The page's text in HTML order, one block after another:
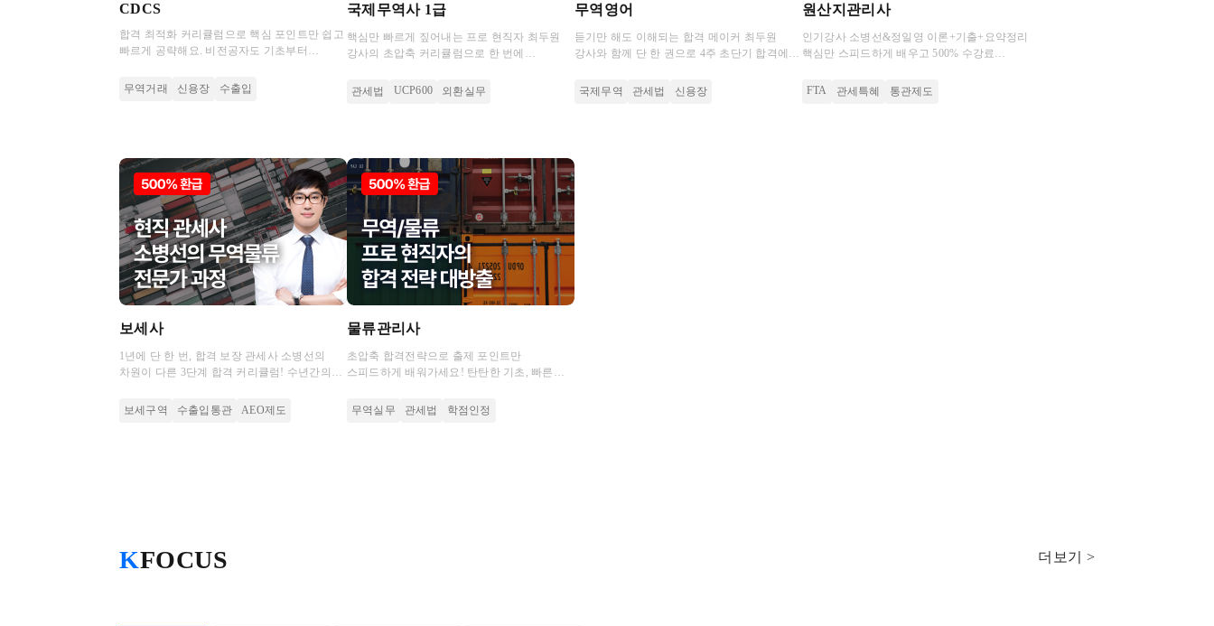
CDCS
합격 최적화 커리큘럼으로 핵심 포인트만 쉽고
빠르게 공략해요. 비전공자도 기초부터
무역거래
신용장 수출입
국제무역사 1급
핵심만 빠르게 짚어내는 프로 현직자 최두원
강사의 초압축 커리큘럼으로 한 번에
관세법
UCP600 외환실무
무역영어
듣기만 해도 이해되는 합격 메이커 최두원
강사와 함께 단 한 권으로 4주 초단기 합격에
국제무역
관세법 신용장
원산지관리사
인기강사 소병선&정일영 이론+기출+요약정리
핵심만 스피드하게 배우고 500% 수강료
FTA
관세특혜 통관제도
보세사
1년에 단 한 번, 합격 보장 관세사 소병선의
차원이 다른 3단계 합격 커리큘럼! 수년간의
개념 정리부터 시험 직전 마무리까지
보세구역 수출입통관 AEO제도
물류관리사
초압축 합격전략으로 출제 포인트만
스피드하게 배워가세요! 탄탄한 기초, 빠른
무역실무
관세법 학점인정
KFOCUS 더보기 >